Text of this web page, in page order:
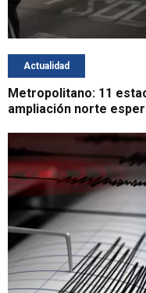
Actualidad
Metropolitano: 11
ampliación norte